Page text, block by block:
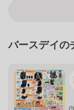
バースデイの